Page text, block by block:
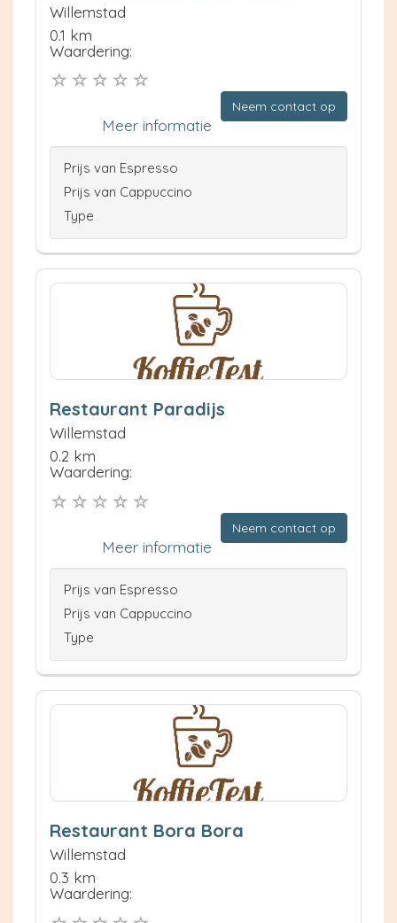
Willemstad
0.1 km
Waardering:
Neem contact op
Meer informatie
Prijs van Espresso
Prijs van Cappuccino
Type
Restaurant Paradijs
Willemstad
0.2 km
Waardering:
Neem contact op
Meer informatie
Prijs van Espresso
Prijs van Cappuccino
Type
Restaurant Bora Bora
Willemstad
0.3 km
Waardering: